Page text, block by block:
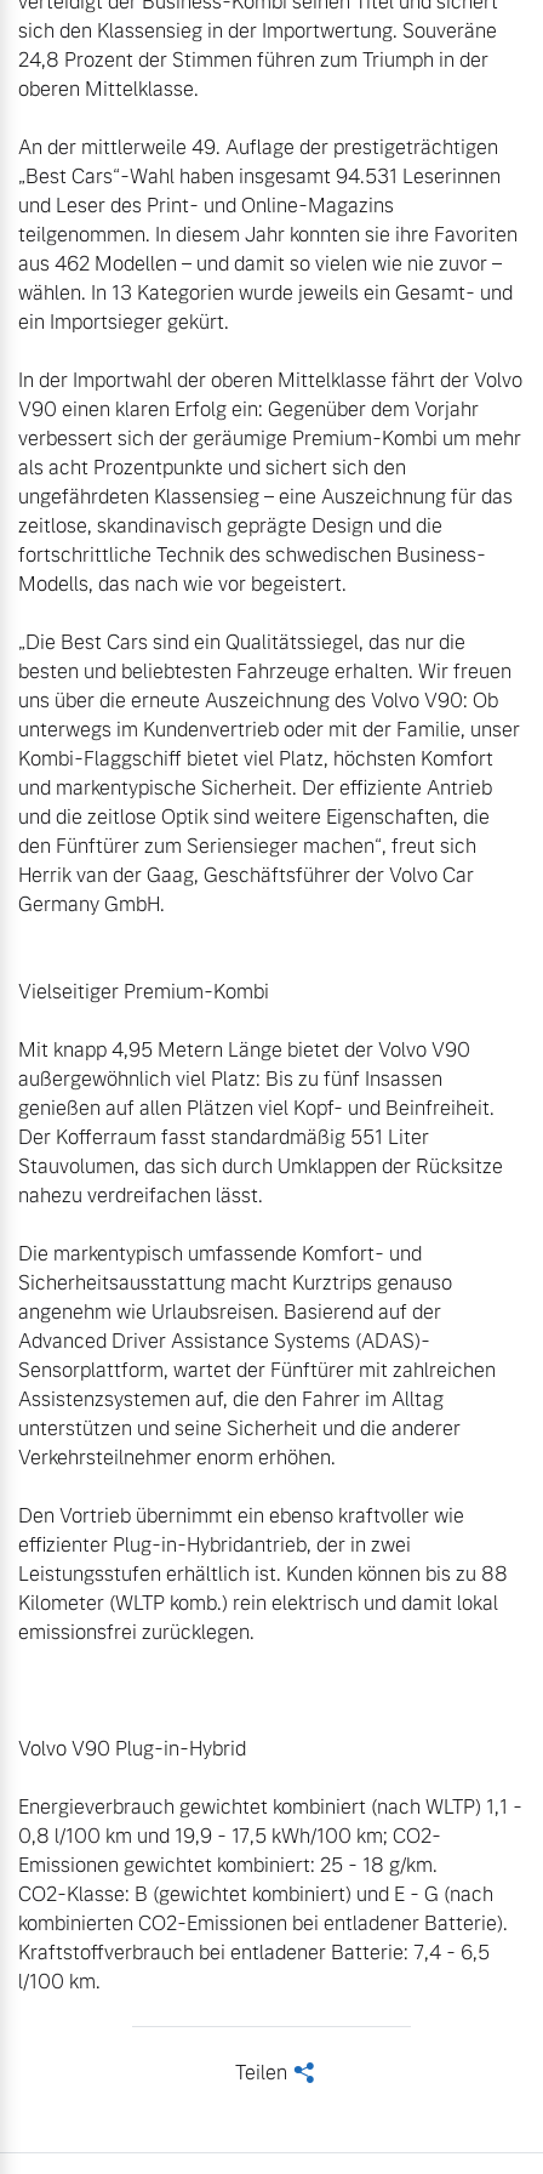
sich den Klassensieg in der Importwertung. Souveräne
24,8 Prozent der Stimmen führen zum Triumph in der
oberen Mittelklasse.
An der mittlerweile 49. Auflage der prestigeträchtigen
„Best Cars“-Wahl haben insgesamt 94.531 Leserinnen
und Leser des Print- und Online-Magazins
teilgenommen. In diesem Jahr konnten sie ihre Favoriten
aus 462 Modellen – und damit so vielen wie nie zuvor –
wählen. In 13 Kategorien wurde jeweils ein Gesamt- und
ein Importsieger gekürt.
In der Importwahl der oberen Mittelklasse fährt der Volvo
V90 einen klaren Erfolg ein: Gegenüber dem Vorjahr
verbessert sich der geräumige Premium-Kombi um mehr
als acht Prozentpunkte und sichert sich den
ungefährdeten Klassensieg – eine Auszeichnung für das
zeitlose, skandinavisch geprägte Design und die
fortschrittliche Technik des schwedischen Business-
Modells, das nach wie vor begeistert.
„Die Best Cars sind ein Qualitätssiegel, das nur die
besten und beliebtesten Fahrzeuge erhalten. Wir freuen
uns über die erneute Auszeichnung des Volvo V90: Ob
unterwegs im Kundenvertrieb oder mit der Familie, unser
Kombi-Flaggschiff bietet viel Platz, höchsten Komfort
und markentypische Sicherheit. Der effiziente Antrieb
und die zeitlose Optik sind weitere Eigenschaften, die
den Fünftürer zum Seriensieger machen“, freut sich
Herrik van der Gaag, Geschäftsführer der Volvo Car
Germany GmbH.
Vielseitiger Premium-Kombi
Mit knapp 4,95 Metern Länge bietet der Volvo V90
außergewöhnlich viel Platz: Bis zu fünf Insassen
genießen auf allen Plätzen viel Kopf- und Beinfreiheit.
Der Kofferraum fasst standardmäßig 551 Liter
Stauvolumen, das sich durch Umklappen der Rücksitze
nahezu verdreifachen lässt.
Die markentypisch umfassende Komfort- und
Sicherheitsausstattung macht Kurztrips genauso
angenehm wie Urlaubsreisen. Basierend auf der
Advanced Driver Assistance Systems (ADAS)-
Sensorplattform, wartet der Fünftürer mit zahlreichen
Assistenzsystemen auf, die den Fahrer im Alltag
unterstützen und seine Sicherheit und die anderer
Verkehrsteilnehmer enorm erhöhen.
Den Vortrieb übernimmt ein ebenso kraftvoller wie
effizienter Plug-in-Hybridantrieb, der in zwei
Leistungsstufen erhältlich ist. Kunden können bis zu 88
Kilometer (WLTP komb.) rein elektrisch und damit lokal
emissionsfrei zurücklegen.
Volvo V90 Plug-in-Hybrid
Energieverbrauch gewichtet kombiniert (nach WLTP) 1,1 -
0,8 l/100 km und 19,9 - 17,5 kWh/100 km; CO2-
Emissionen gewichtet kombiniert: 25 - 18 g/km.
CO2-Klasse: B (gewichtet kombiniert) und E - G (nach
kombinierten CO2-Emissionen bei entladener Batterie).
Kraftstoffverbrauch bei entladener Batterie: 7,4 - 6,5
l/100 km.
Teilen <